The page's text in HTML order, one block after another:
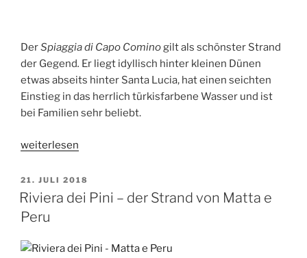
von
Sardinien?“
DerSpiaggia di Capo Cominogilt als schönster Strand
der Gegend. Er liegt idyllisch hinter kleinen Dünen
etwas abseits hinter Santa Lucia, hat einen seichten
Einstieg in das herrlich türkisfarbene Wasser und ist
bei Familien sehr beliebt.
„Spiaggia
Capo
Comino
–
Strand
bei
weiterlesen
VERÖFFENTLICHT
AM
21. JULI 2018
Riviera dei Pini – der Strand von Matta e
Peru